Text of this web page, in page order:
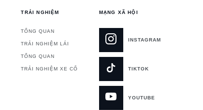
TRẢI NGHIỆM
TỔNG QUAN
TRẢI NGHIỆM LÁI
TỔNG QUAN
TRẢI NGHIỆM XE CỔ
MẠNG XÃ HỘI
INSTAGRAM
TIKTOK
YOUTUBE